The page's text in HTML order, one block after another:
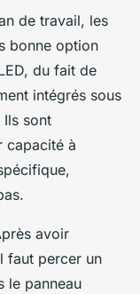
de travail, les
bonne option
du fait de
intégrés sous
Ils sont
capacité à
avoir
faut percer un
le panneau